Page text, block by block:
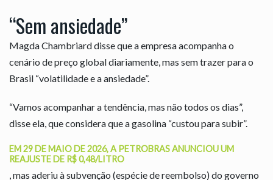
“Sem ansiedade”
Magda Chambriard disse que a empresa acompanha o
cenário de preço global diariamente, mas sem trazer para o
Brasil “volatilidade e a ansiedade”.
“Vamos acompanhar a tendência, mas não todos os dias”,
disse ela, que considera que a gasolina “custou para subir”.
EM 29 DE MAIO DE 2026, A PETROBRAS ANUNCIOU UM
REAJUSTE DE R$ 0,48/LITRO
, mas aderiu à subvenção (espécie de reembolso) do governo